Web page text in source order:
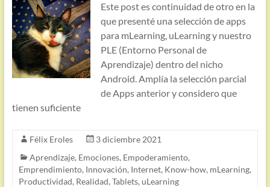
Este post es continuidad de otro en la
que presenté una selección de apps
para mLearning, uLearning y nuestro
PLE (Entorno Personal de
Aprendizaje) dentro del nicho
Android. Amplía la selección parcial
de Apps anterior y considero que
tienen suficiente
Félix Eroles
3 diciembre 2021
Aprendizaje, Emociones, Empoderamiento,
Emprendimiento, Innovación, Internet, Know-how, mLearning,
Productividad, Realidad, Tablets, uLearning